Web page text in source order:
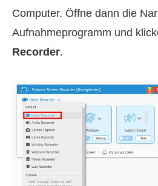
Computer. Öffne dann die
Aufnahmeprogramm und
Recorder.